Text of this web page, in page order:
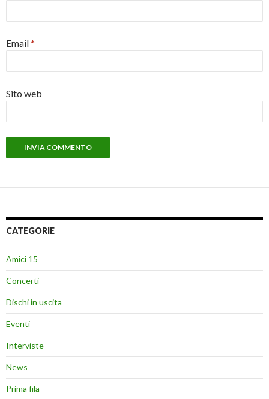
Email*
Sito web
CATEGORIE
Amici 15
Concerti
Dischi in uscita
Eventi
Interviste
News
Prima fila